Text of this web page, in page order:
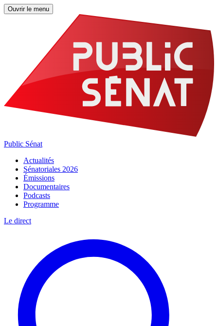
Ouvrir le menu
Public Sénat
Actualités
Sénatoriales 2026
Émissions
Documentaires
Podcasts
Programme
Le direct